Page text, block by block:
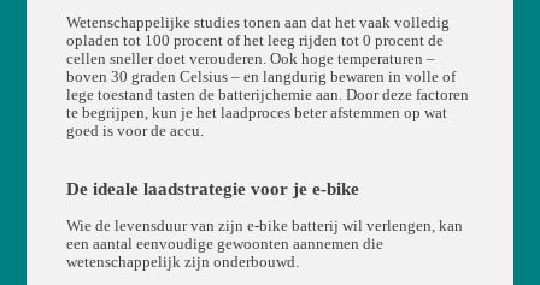
Wetenschappelijke studies tonen aan dat het vaak volledig
opladen tot 100 procent of het leeg rijden tot 0 procent de
cellen sneller doet verouderen. Ook hoge temperaturen –
boven 30 graden Celsius – en langdurig bewaren in volle of
lege toestand tasten de batterijchemie aan. Door deze factoren
te begrijpen, kun je het laadproces beter afstemmen op wat
goed is voor de accu.
De ideale laadstrategie voor je e-bike
Wie de levensduur van zijn e-bike batterij wil verlengen, kan
een aantal eenvoudige gewoonten aannemen die
wetenschappelijk zijn onderbouwd.